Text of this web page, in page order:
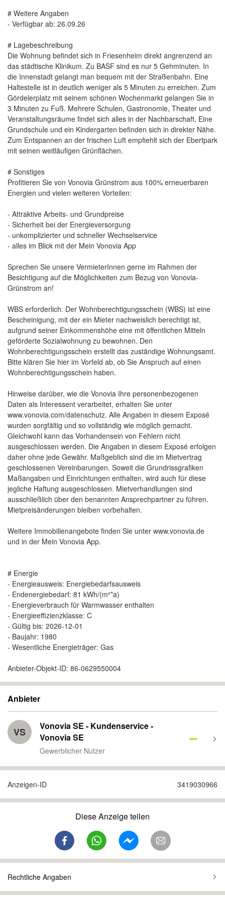
# Weitere Angaben
- Verfügbar ab: 26.09.26
# Lagebeschreibung
Die Wohnung befindet sich in Friesenheim direkt angrenzend an
das städtische Klinikum. Zu BASF sind es nur 5 Gehminuten. In
die Innenstadt gelangt man bequem mit der Straßenbahn. Eine
Haltestelle ist in deutlich weniger als 5 Minuten zu erreichen. Zum
Gördelerplatz mit seinem schönen Wochenmarkt gelangen Sie in
3 Minuten zu Fuß. Mehrere Schulen, Gastronomie, Theater und
Veranstaltungsräume findet sich alles in der Nachbarschaft. Eine
Grundschule und ein Kindergarten befinden sich in direkter Nähe.
Zum Entspannen an der frischen Luft empfiehlt sich der Ebertpark
mit seinen weitläufigen Grünflächen.
# Sonstiges
Profitieren Sie von Vonovia Grünstrom aus 100% erneuerbaren
Energien und vielen weiteren Vorteilen:
- Attraktive Arbeits- und Grundpreise
- Sicherheit bei der Energieversorgung
- unkomplizierter und schneller Wechselservice
- alles im Blick mit der Mein Vonovia App
Sprechen Sie unsere VermieterInnen gerne im Rahmen der
Besichtigung auf die Möglichkeiten zum Bezug von Vonovia-
Grünstrom an!
WBS erforderlich. Der Wohnberechtigungsschein (WBS) ist eine
Bescheinigung, mit der ein Mieter nachweislich berechtigt ist,
aufgrund seiner Einkommenshöhe eine mit öffentlichen Mitteln
geförderte Sozialwohnung zu bewohnen. Den
Wohnberechtigungsschein erstellt das zuständige Wohnungsamt.
Bitte klären Sie hier im Vorfeld ab, ob Sie Anspruch auf einen
Wohnberechtigungsschein haben.
Hinweise darüber, wie die Vonovia Ihre personenbezogenen
Daten als Interessent verarbeitet, erhalten Sie unter
www.vonovia.com/datenschutz. Alle Angaben in diesem Exposé
wurden sorgfältig und so vollständig wie möglich gemacht.
Gleichwohl kann das Vorhandensein von Fehlern nicht
ausgeschlossen werden. Die Angaben in diesem Exposé erfolgen
daher ohne jede Gewähr. Maßgeblich sind die im Mietvertrag
geschlossenen Vereinbarungen. Soweit die Grundrissgrafiken
Maßangaben und Einrichtungen enthalten, wird auch für diese
jegliche Haftung ausgeschlossen. Mietverhandlungen sind
ausschließlich über den benannten Ansprechpartner zu führen.
Mietpreisänderungen bleiben vorbehalten.
Weitere Immobilienangebote finden Sie unter www.vonovia.de
und in der Mein Vonovia App.
# Energie
- Energieausweis: Energiebedarfsausweis
- Endenergiebedarf: 81 kWh/(m²*a)
- Energieverbrauch für Warmwasser enthalten
- Energieeffizienzklasse: C
- Gültig bis: 2026-12-01
- Baujahr: 1980
- Wesentliche Energieträger: Gas
Anbieter-Objekt-ID: 86-0629550004
Anbieter
VS
Vonovia SE - Kundenservice -
Vonovia SE
Gewerblicher Nutzer
Anzeigen-ID 3419030966
Diese Anzeige teilen
Rechtliche Angaben